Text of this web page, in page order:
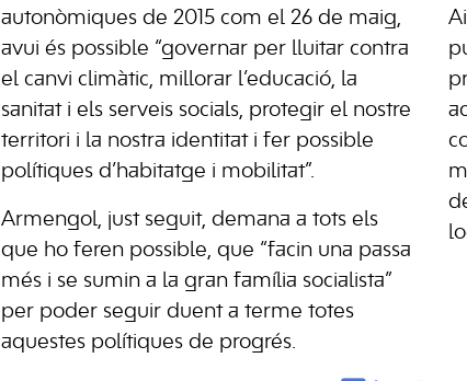
autonòmiques de 2015 com el 26 de maig,
avui és possible “governar per lluitar contra
el canvi climàtic, millorar l’educació, la
sanitat i els serveis socials, protegir el nostre
territori i la nostra identitat i fer possible
polítiques d’habitatge i mobilitat”.
Armengol, just seguit, demana a tots els
que ho feren possible, que “facin una passa
més i se sumin a la gran família socialista”
per poder seguir duent a terme totes
aquestes polítiques de progrés.